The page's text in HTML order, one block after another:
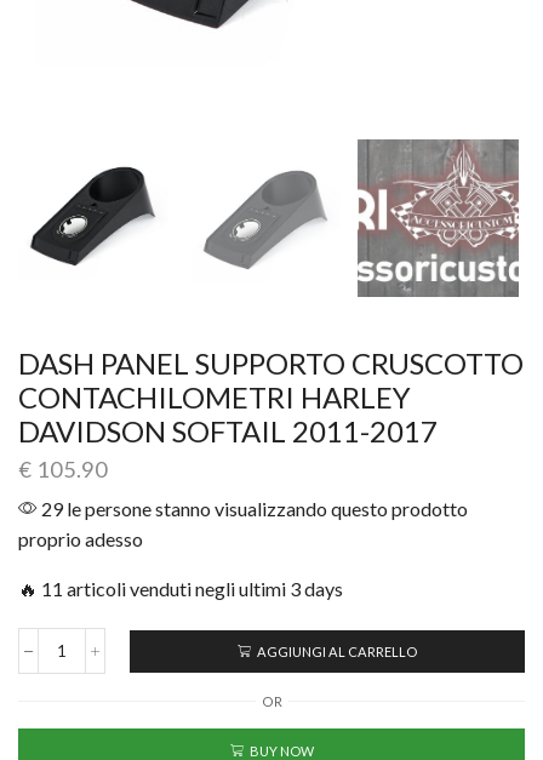
DASH PANEL SUPPORTO CRUSCOTTO
CONTACHILOMETRI HARLEY
DAVIDSON SOFTAIL 2011-2017
€ 105.90
29 le persone stanno visualizzando questo prodotto
proprio adesso
🔥 11 articoli venduti negli ultimi 3 days
AGGIUNGI AL CARRELLO
OR
BUY NOW